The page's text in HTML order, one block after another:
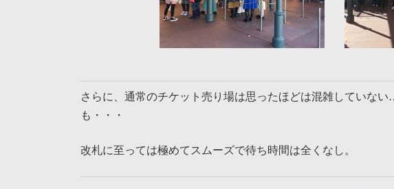
さらに、通常のチケット売り場は思ったほどは混雑していな
も・・・
改札に至っては極めてスムーズで待ち時間は全くなし。